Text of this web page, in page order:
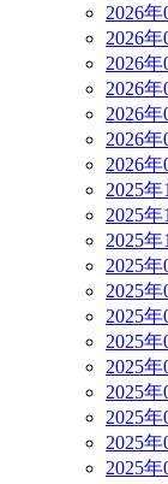
2026
2026
2026
2026
2026
2026
2026
2025
2025
2025
2025
2025
2025
2025
2025
2025
2025
2025
2025